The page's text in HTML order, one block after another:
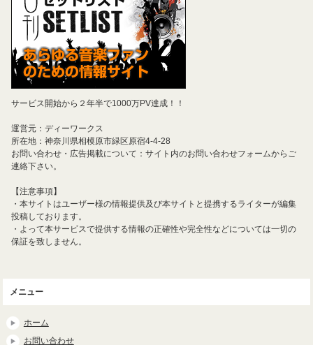
サービス開始から２年半で1000万PV達成！！
運営元：ディーワークス
所在地：神奈川県相模原市緑区原宿4-4-28
お問い合わせ・広告掲載について：サイト内のお問い合わせフォームからご
連絡下さい。
【注意事項】
・本サイトはユーザー様の情報提供及び本サイトと提携するライターが編集
投稿しております。
・よって本サービスで提供する情報の正確性や完全性などについては一切の
保証を致しません。
メニュー
ホーム
お問い合わせ